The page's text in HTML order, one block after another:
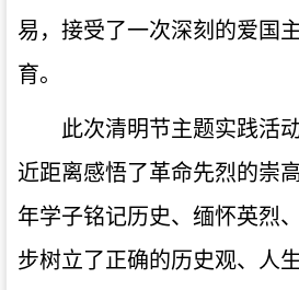
易，接受了一次深刻的爱国
育。
此次清明节主题实践活
近距离感悟了革命先烈的崇
年学子铭记历史、缅怀英烈
步树立了正确的历史观、人